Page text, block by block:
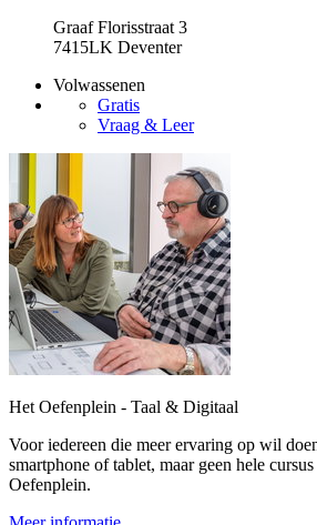
Graaf Florisstraat 3
7415LK Deventer
Volwassenen
Gratis
Vraag & Leer
Het Oefenplein - Taal & Digitaal
Voor iedereen die meer ervaring op wil
smartphone of tablet, maar geen hele
Oefenplein.